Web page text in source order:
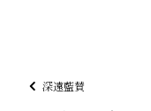
深遠藍賛